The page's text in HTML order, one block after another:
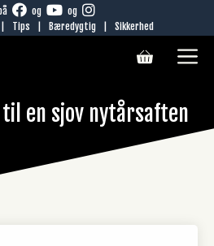
og
og
Tips Bæredygtig Sikkerhed
en sjov nytårsaften